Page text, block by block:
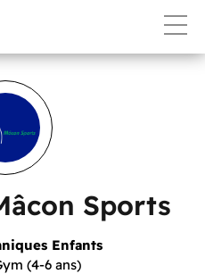
Sports
Enfants
(4-6 ans)